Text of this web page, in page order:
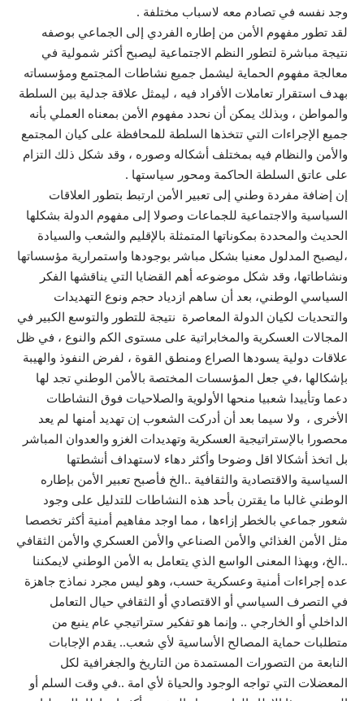
وجد نفسه في تصادم معه لاسباب مختلفة .
لقد تطور مفهوم الأمن من إطاره الفردي إلى الجماعي بوصفه
نتيجة مباشرة لتطور النظم الاجتماعية ليصبح أكثر شمولية في
معالجة مفهوم الحماية ليشمل جميع نشاطات المجتمع ومؤسساته
بهدف استقرار تعاملات الأفراد فيه ، ليمثل علاقة جدلية بين السلطة
والمواطن ، وبذلك يمكن أن نحدد مفهوم الأمن بمعناه العملي بأنه
جميع الإجراءات التي تتخذها السلطة للمحافظة على كيان المجتمع
والأمن والنظام فيه بمختلف أشكاله وصوره ، وقد شكل ذلك التزام
على عاتق السلطة الحاكمة ومحور سياستها .
إن إضافة مفردة وطني إلى تعبير الأمن ارتبط بتطور العلاقات
السياسية والاجتماعية للجماعات وصولا إلى مفهوم الدولة بشكلها
الحديث والمحددة بمكوناتها المتمثلة بالإقليم والشعب والسيادة
،ليصبح المدلول معنيا بشكل مباشر بوجودها واستمرارية مؤسساتها
ونشاطاتها، وقد شكل موضوعه أهم القضايا التي يناقشها الفكر
السياسي الوطني، بعد أن ساهم ازدياد حجم ونوع التهديدات
والتحديات لكيان الدولة المعاصرة نتيجة للتطور والتوسع الكبير في
المجالات العسكرية والمخابراتية على مستوى الكم والنوع ، في ظل
علاقات دولية يسودها الصراع ومنطق القوة ، لفرض النفوذ والهيبة
بإشكالها ،في جعل المؤسسات المختصة بالأمن الوطني تجد لها
دعما وتأييدا شعبيا منحها الأولوية والصلاحيات فوق النشاطات
الأخرى ، ولا سيما بعد أن أدركت الشعوب إن تهديد أمنها لم يعد
محصورا بالإستراتيجية العسكرية وتهديدات الغزو والعدوان المباشر
بل اتخذ أشكالا اقل وضوحا وأكثر دهاء لاستهداف أنشطتها
السياسية والاقتصادية والثقافية ..الخ فأصبح تعبير الأمن بإطاره
الوطني غالبا ما يقترن بأحد هذه النشاطات للتدليل على وجود
شعور جماعي بالخطر إزاءها ، مما اوجد مفاهيم أمنية أكثر تخصصا
مثل الأمن الغذائي والأمن الصناعي والأمن العسكري والأمن الثقافي
..الخ، وبهذا المعنى الواسع الذي يتعامل به الأمن الوطني لايمكننا
عده إجراءات أمنية وعسكرية حسب، وهو ليس مجرد نماذج جاهزة
في التصرف السياسي أو الاقتصادي أو الثقافي حيال التعامل
الداخلي أو الخارجي .. وإنما هو تفكير ستراتيجي عام ينبع من
متطلبات حماية المصالح الأساسية لأي شعب.. يقدم الإجابات
النابعة من التصورات المستمدة من التاريخ والجغرافية لكل
المعضلات التي تواجه الوجود والحياة لأي امة ..في وقت السلم أو